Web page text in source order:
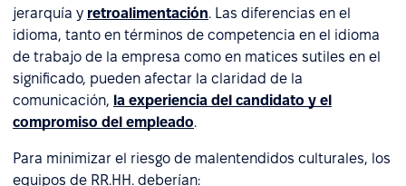
jerarquía y retroalimentación. Las diferencias en el
idioma, tanto en términos de competencia en el idioma
de trabajo de la empresa como en matices sutiles en el
significado, pueden afectar la claridad de la
comunicación, la experiencia del candidato y el
compromiso del empleado.
Para minimizar el riesgo de malentendidos culturales, los
equipos de RR.HH. deberían: